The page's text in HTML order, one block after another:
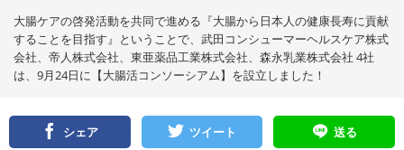
大腸ケアの啓発活動を共同で進める『大腸から日本人の健康長寿に貢献
することを目指す』ということで、武田コンシューマーヘルスケア株式
会社、帝人株式会社、東亜薬品工業株式会社、森永乳業株式会社 4社
は、9月24日に【大腸活コンソーシアム】を設立しました！
シェア ツイート 送る